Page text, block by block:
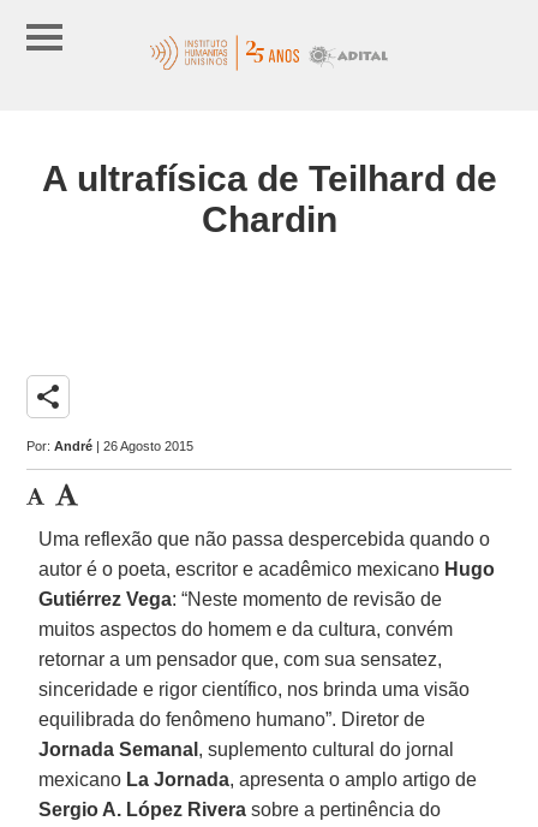
A ultrafísica de Teilhard de
Chardin
share
Por:André | 26 Agosto 2015
Uma reflexão que não passa despercebida quando o
autor é o poeta, escritor e acadêmico mexicano Hugo
Gutiérrez Vega: “Neste momento de revisão de
muitos aspectos do homem e da cultura, convém
retornar a um pensador que, com sua sensatez,
sinceridade e rigor científico, nos brinda uma visão
equilibrada do fenômeno humano”. Diretor de
Jornada Semanal , suplemento cultural do jornal
mexicano La Jornada, apresenta o amplo artigo de
Sergio A. López Rivera sobre a pertinência do